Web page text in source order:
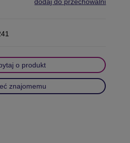
o produkt
znajomemu